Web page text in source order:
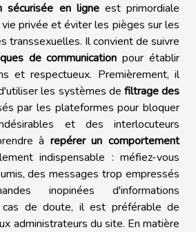
sécurisée en ligneest primordiale
privée et éviter les pièges sur les
transsexuelles. Il convient de suivre
de communication pour établir
et respectueux. Premièrement, il
les systèmes de filtrage des
par les plateformes pour bloquer
et des interlocuteurs
à repérer un comportement
indispensable : méfiez-vous
des messages trop empressés
inopinées d'informations
cas de doute, il est préférable de
administrateurs du site. En matière